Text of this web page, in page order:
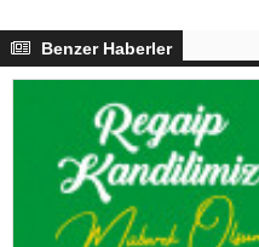
Benzer Haberler